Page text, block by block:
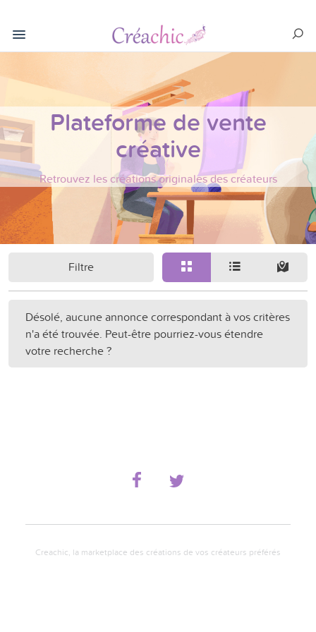
Plateforme de vente
créative
Retrouvez les créations originales des créateurs
Filtre
Désolé, aucune annonce correspondant à vos critères
n'a été trouvée. Peut-être pourriez-vous étendre
votre recherche ?
Creachic, la marketplace des créations de vos créateurs préférés